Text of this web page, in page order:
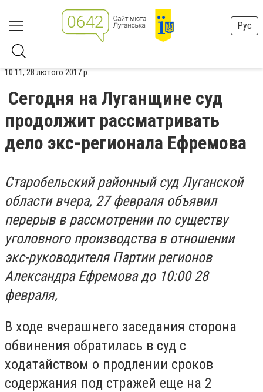
Рус
10:11, 28 лютого 2017 р.
Сегодня на Луганщине суд
продолжит рассматривать
дело экс-регионала Ефремова
Старобельский районный суд Луганской
области вчера, 27 февраля объявил
перерыв в рассмотрении по существу
уголовного производства в отношении
экс-руководителя Партии регионов
Александра Ефремова до 10:00 28
февраля,
В ходе вчерашнего заседания сторона
обвинения обратилась в суд с
ходатайством о продлении сроков
содержания под стражей еще на 2